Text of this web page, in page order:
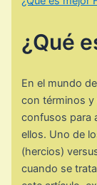
¿Qué
En el mundo
con términos y
confusos para
ellos. Uno de
(hercios)
cuando se